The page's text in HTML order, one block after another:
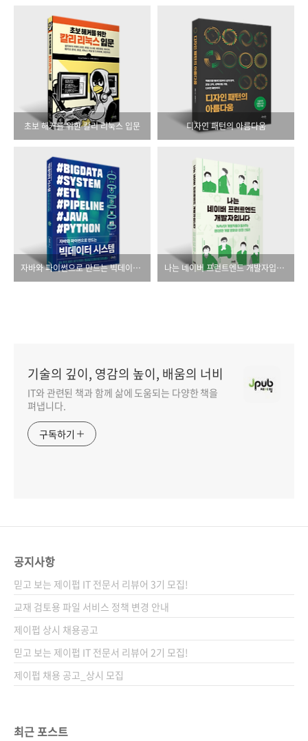
초보 해커를 위한 칼리 리눅스 입문 디자인 패턴의 아름다움
자바와 파이썬으로 만드는 빅데이터 시스템 나는 네이버 프런트엔드 개발자입니다
기술의 깊이, 영감의 높이, 배움의 너비
IT와 관련된 책과 함께 삶에 도움되는 다양한 책을
펴냅니다.
구독하기
공지사항
믿고 보는 제이펍 IT 전문서 리뷰어 3기 모집!
교재 검토용 파일 서비스 정책 변경 안내
제이펍 상시 채용공고
믿고 보는 제이펍 IT 전문서 리뷰어 2기 모집!
제이펍 채용 공고_상시 모집
최근 포스트